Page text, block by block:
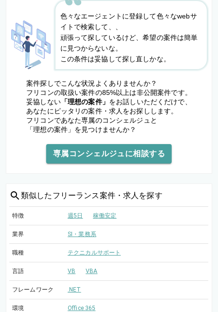
色々なエージェントに登録して色々なwebサ
イトで検索して、、
頑張って探しているけど、希望の案件は簡単
に見つからないな。
この条件は妥協して探し直しかな。
案件探しでこんな状況よくありませんか？
フリコンの取扱い案件の85%以上は非公開案件です。
妥協しない「理想の案件」 をお話しいただくだけで、
あなたにピッタリの案件・求人をお探しします。
フリコンであなた専属のコンシェルジュと
「理想の案件」を見つけませんか？
専属コンシェルジュに相談する
類似した フリーランス案件・求人を探す
特徴 週5日 稼働安定
業界 SI・業務系
職種 テクニカルサポート
言語 VB VBA
フレームワーク .NET
環境 Office 365